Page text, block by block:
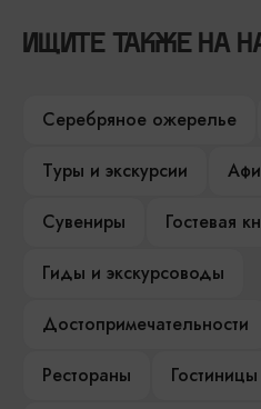
ИЩИТЕ ТАКЖЕ НА
Серебряное ожерелье
Туры и экскурсии
Сувениры
Гостевая
Гиды и экскурсоводы
Достопримечательности
Рестораны
Гостиницы